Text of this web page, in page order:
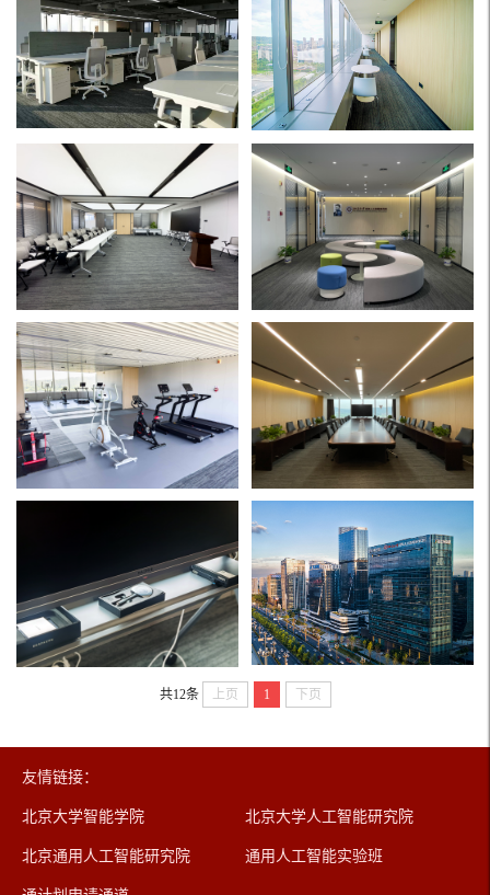
共12条 上页 1 下页
友情链接：
北京大学智能学院 北京大学人工智能研究院
北京通用人工智能研究院 通用人工智能实验班